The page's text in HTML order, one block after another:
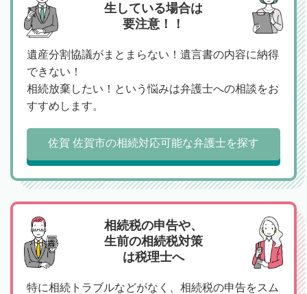
生している場合は
要注意！！
遺産分割協議がまとまらない！遺言書の内容に納得
できない！
相続放棄したい！という悩みは弁護士への相談をお
すすめします。
佐賀 佐賀市の相続対応可能な弁護士を探す
相続税の申告や、
生前の相続税対策
は税理士へ
特に相続トラブルなどがなく、相続税の申告をスム